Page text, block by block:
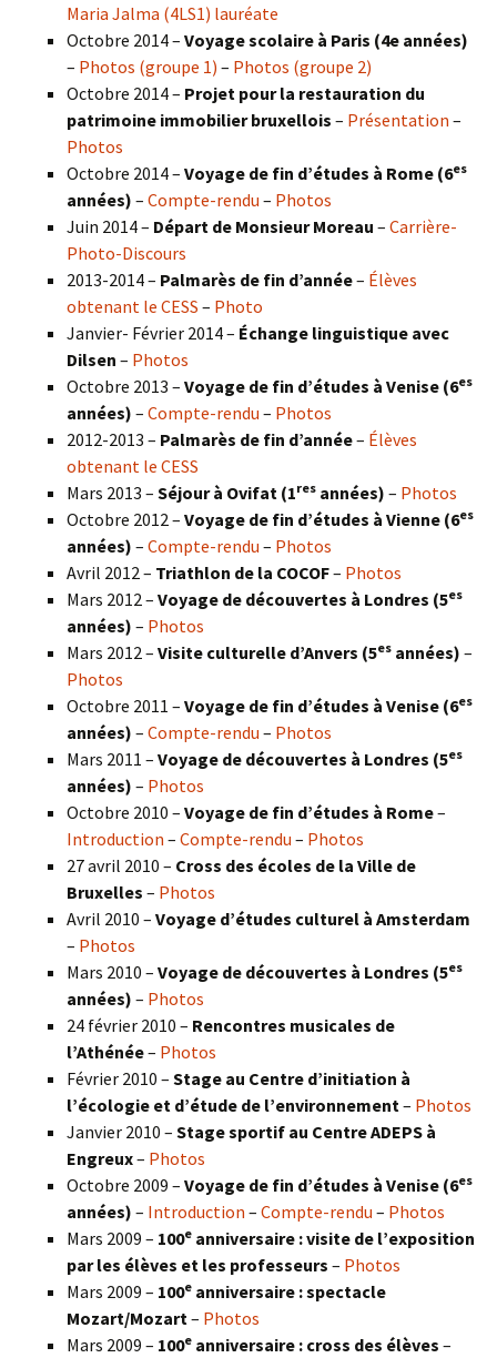
Maria Jalma (4LS1) lauréate
Octobre 2014 – Voyage scolaire à Paris (4e années)
– Photos (groupe 1) – Photos (groupe 2)
Octobre 2014 – Projet pour la restauration du
patrimoine immobilier bruxellois – Présentation –
Photos
Octobre 2014 – Voyage de fin d’études à Rome (6es
années) – Compte-rendu – Photos
Juin 2014 – Départ de Monsieur Moreau – Carrière-
Photo-Discours
2013-2014 – Palmarès de fin d’année– Élèves
obtenant le CESS – Photo
Janvier- Février 2014 – Échange linguistique avec
Dilsen – Photos
Octobre 2013 – Voyage de fin d’études à Venise (6es
années) – Compte-rendu – Photos
2012-2013 – Palmarès de fin d’année– Élèves
obtenant le CESS
Mars 2013 – Séjour à Ovifat (1res années) – Photos
Octobre 2012 – Voyage de fin d’études à Vienne (6es
années) – Compte-rendu – Photos
Avril 2012 – Triathlon de la COCOF– Photos
Mars 2012 – Voyage de découvertes à Londres (5es
années) – Photos
Mars 2012 – Visite culturelle d’Anvers (5es années) –
Photos
Octobre 2011 – Voyage de fin d’études à Venise (6es
années) – Compte-rendu – Photos
Mars 2011 – Voyage de découvertes à Londres (5es
années) – Photos
Octobre 2010 – Voyage de fin d’études à Rome–
Introduction – Compte-rendu – Photos
27 avril 2010 – Cross des écoles de la Ville de
Bruxelles – Photos
Avril 2010 – Voyage d’études culturel à Amsterdam
– Photos
Mars 2010 – Voyage de découvertes à Londres (5es
années) – Photos
24 février 2010 – Rencontres musicales de
l’Athénée– Photos
Février 2010 – Stage au Centre d’initiation à
l’écologie et d’étude de l’environnement – Photos
Janvier 2010 – Stage sportif au Centre ADEPS à
Engreux– Photos
Octobre 2009 – Voyage de fin d’études à Venise (6es
années) – Introduction – Compte-rendu – Photos
Mars 2009 – 100e anniversaire : visite de l’exposition
par les élèves et les professeurs – Photos
Mars 2009 – 100e anniversaire : spectacle
Mozart/Mozart – Photos
Mars 2009 – 100e anniversaire : cross des élèves –